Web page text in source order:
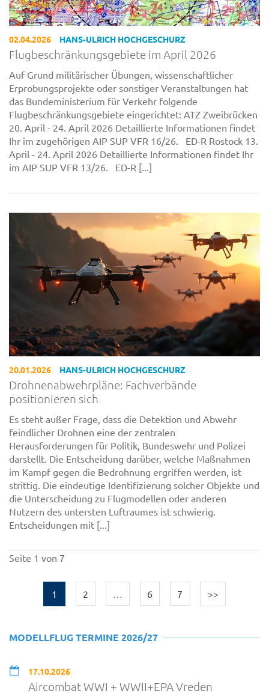
02.04.2026 HANS-ULRICH HOCHGESCHURZ
Flugbeschränkungsgebiete im April 2026
Auf Grund militärischer Übungen, wissenschaftlicher
Erprobungsprojekte oder sonstiger Veranstaltungen hat
das Bundeministerium für Verkehr folgende
Flugbeschränkungsgebiete eingerichtet: ATZ Zweibrücken
20. April - 24. April 2026 Detaillierte Informationen findet
Ihr im zugehörigen AIP SUP VFR 16/26. ED-R Rostock 13.
April - 24. April 2026 Detaillierte Informationen findet Ihr
im AIP SUP VFR 13/26. ED-R [...]
20.01.2026 HANS-ULRICH HOCHGESCHURZ
Drohnenabwehrpläne: Fachverbände
positionieren sich
Es steht außer Frage, dass die Detektion und Abwehr
feindlicher Drohnen eine der zentralen
Herausforderungen für Politik, Bundeswehr und Polizei
darstellt. Die Entscheidung darüber, welche Maßnahmen
im Kampf gegen die Bedrohnung ergriffen werden, ist
strittig. Die eindeutige Identifizierung solcher Objekte und
die Unterscheidung zu Flugmodellen oder anderen
Nutzern des untersten Luftraumes ist schwierig.
Entscheidungen mit [...]
Seite 1 von 7
1 2 … 6 7 >>
MODELLFLUG TERMINE 2026/27
17.10.2026
Aircombat WWI + WWII+EPA Vreden